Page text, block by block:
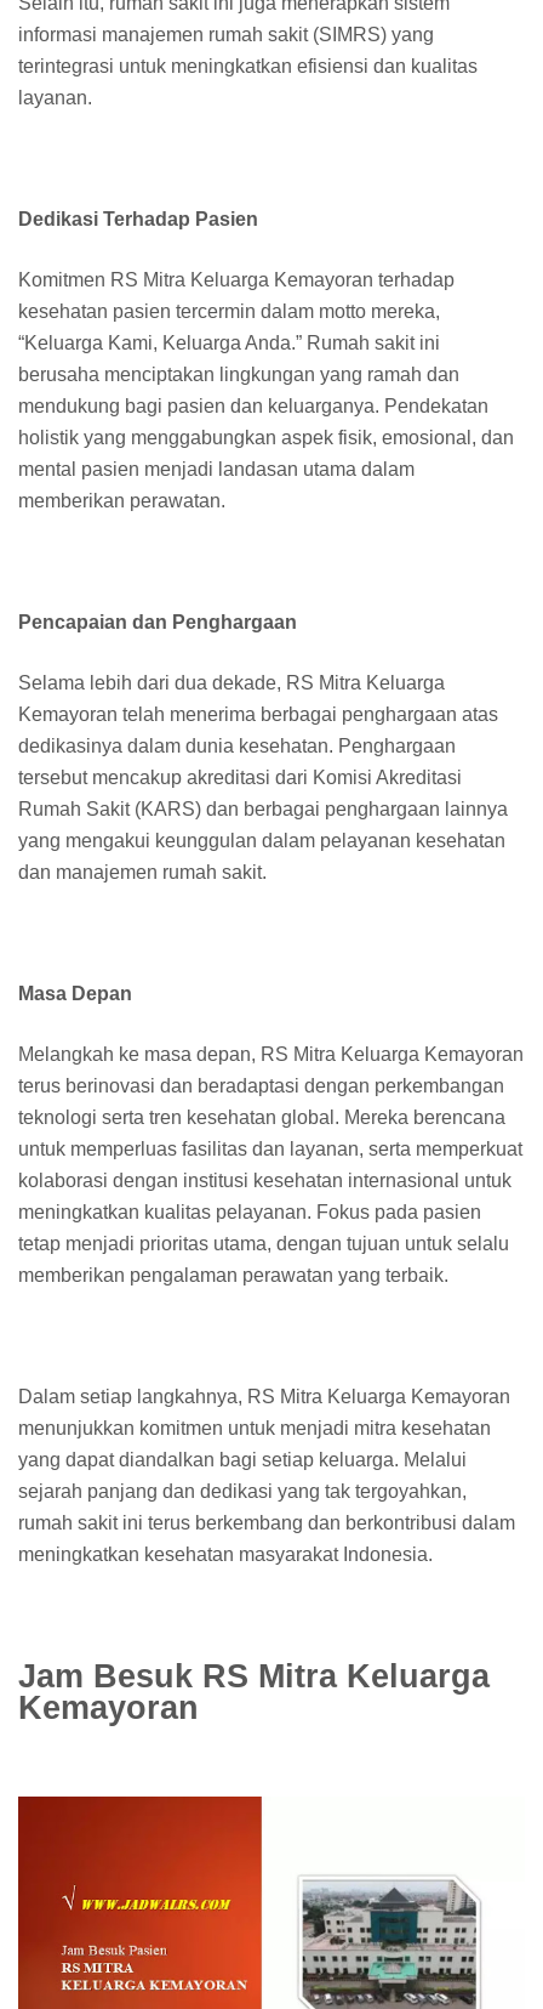
informasi manajemen rumah sakit (SIMRS) yang
terintegrasi untuk meningkatkan efisiensi dan kualitas
layanan.
Dedikasi Terhadap Pasien
Komitmen RS Mitra Keluarga Kemayoran terhadap
kesehatan pasien tercermin dalam motto mereka,
“Keluarga Kami, Keluarga Anda.” Rumah sakit ini
berusaha menciptakan lingkungan yang ramah dan
mendukung bagi pasien dan keluarganya. Pendekatan
holistik yang menggabungkan aspek fisik, emosional, dan
mental pasien menjadi landasan utama dalam
memberikan perawatan.
Pencapaian dan Penghargaan
Selama lebih dari dua dekade, RS Mitra Keluarga
Kemayoran telah menerima berbagai penghargaan atas
dedikasinya dalam dunia kesehatan. Penghargaan
tersebut mencakup akreditasi dari Komisi Akreditasi
Rumah Sakit (KARS) dan berbagai penghargaan lainnya
yang mengakui keunggulan dalam pelayanan kesehatan
dan manajemen rumah sakit.
Masa Depan
Melangkah ke masa depan, RS Mitra Keluarga Kemayoran
terus berinovasi dan beradaptasi dengan perkembangan
teknologi serta tren kesehatan global. Mereka berencana
untuk memperluas fasilitas dan layanan, serta memperkuat
kolaborasi dengan institusi kesehatan internasional untuk
meningkatkan kualitas pelayanan. Fokus pada pasien
tetap menjadi prioritas utama, dengan tujuan untuk selalu
memberikan pengalaman perawatan yang terbaik.
Dalam setiap langkahnya, RS Mitra Keluarga Kemayoran
menunjukkan komitmen untuk menjadi mitra kesehatan
yang dapat diandalkan bagi setiap keluarga. Melalui
sejarah panjang dan dedikasi yang tak tergoyahkan,
rumah sakit ini terus berkembang dan berkontribusi dalam
meningkatkan kesehatan masyarakat Indonesia.
Jam Besuk RS Mitra Keluarga
Kemayoran